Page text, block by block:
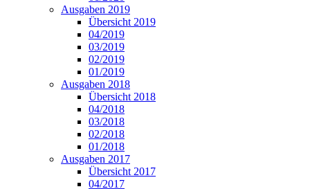
Ausgaben 2019
Übersicht 2019
04/2019
03/2019
02/2019
01/2019
Ausgaben 2018
Übersicht 2018
04/2018
03/2018
02/2018
01/2018
Ausgaben 2017
Übersicht 2017
04/2017